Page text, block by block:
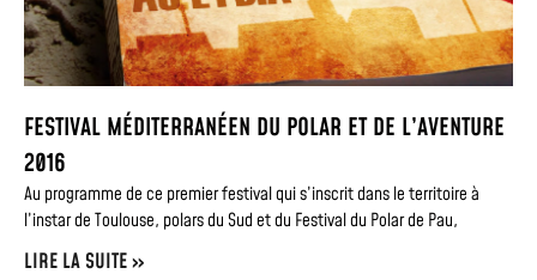
FESTIVAL MÉDITERRANÉEN DU POLAR ET DE L’AVENTURE
2016
Au programme de ce premier festival qui s’inscrit dans le territoire à
l’instar de Toulouse, polars du Sud et du Festival du Polar de Pau,
LIRE LA SUITE »